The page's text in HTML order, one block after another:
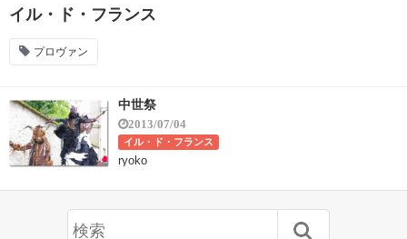
イル・ド・フランス
プロヴァン
中世祭
2013/07/04
イル・ド・フランス
ryoko